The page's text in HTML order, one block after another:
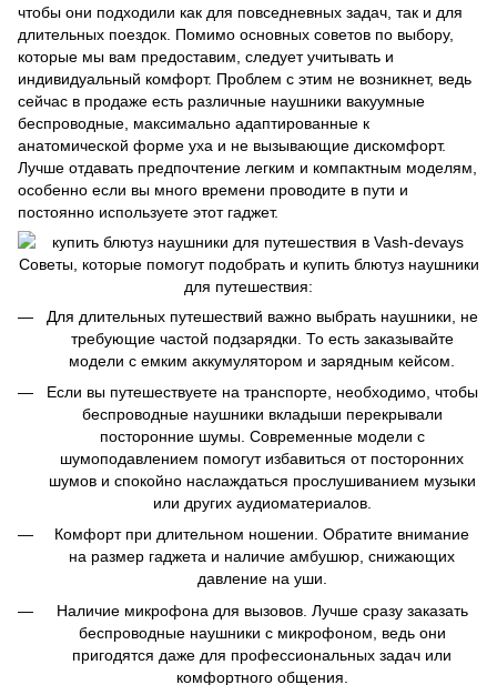
чтобы они подходили как для повседневных задач, так и для
длительных поездок. Помимо основных советов по выбору,
которые мы вам предоставим, следует учитывать и
индивидуальный комфорт. Проблем с этим не возникнет, ведь
сейчас в продаже есть различные наушники вакуумные
беспроводные, максимально адаптированные к
анатомической форме уха и не вызывающие дискомфорт.
Лучше отдавать предпочтение легким и компактным моделям,
особенно если вы много времени проводите в пути и
постоянно используете этот гаджет.
Советы, которые помогут подобрать и купить блютуз наушники
для путешествия:
Для длительных путешествий важно выбрать наушники, не
требующие частой подзарядки. То есть заказывайте
модели с емким аккумулятором и зарядным кейсом.
Если вы путешествуете на транспорте, необходимо, чтобы
беспроводные наушники вкладыши перекрывали
посторонние шумы. Современные модели с
шумоподавлением помогут избавиться от посторонних
шумов и спокойно наслаждаться прослушиванием музыки
или других аудиоматериалов.
Комфорт при длительном ношении. Обратите внимание
на размер гаджета и наличие амбушюр, снижающих
давление на уши.
Наличие микрофона для вызовов. Лучше сразу заказать
беспроводные наушники с микрофоном, ведь они
пригодятся даже для профессиональных задач или
комфортного общения.